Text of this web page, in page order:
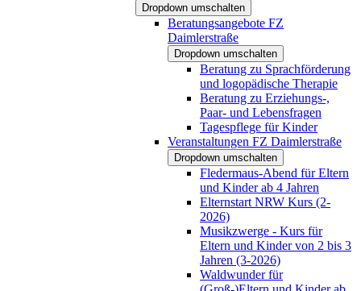
Dropdown umschalten
Beratungsangebote FZ
Daimlerstraße
Dropdown umschalten
Beratung zu Sprachförderung
und logopädische Therapie
Beratung zu Erziehungs-,
Paar- und Lebensfragen
Tagespflege für Kinder
Veranstaltungen FZ Daimlerstraße
Dropdown umschalten
Fledermaus-Abend für Eltern
und Kinder ab 4 Jahren
Elternstart NRW Kurs (2-
2026)
Musikzwerge - Kurs für
Eltern und Kinder von 2 bis 3
Jahren (3-2026)
Waldwunder für